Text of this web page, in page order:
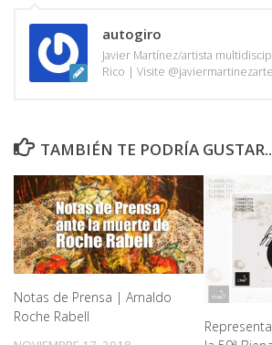
autogiro
Javier Martínez/artista
Rico | Visite
TAMBIÉN TE PODRÍA
Notas de Prensa | Arnaldo
Roche Rabell